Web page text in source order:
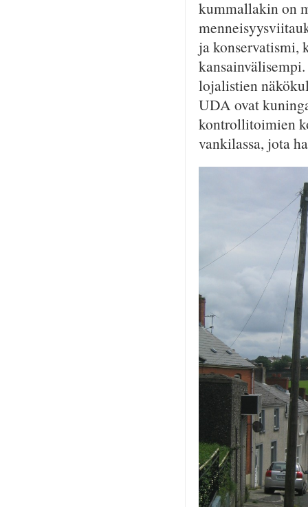
kummallakin on
ja konservatismi,
lojalistien
UDA ovat
kontrollitoimien
vankilassa, jota